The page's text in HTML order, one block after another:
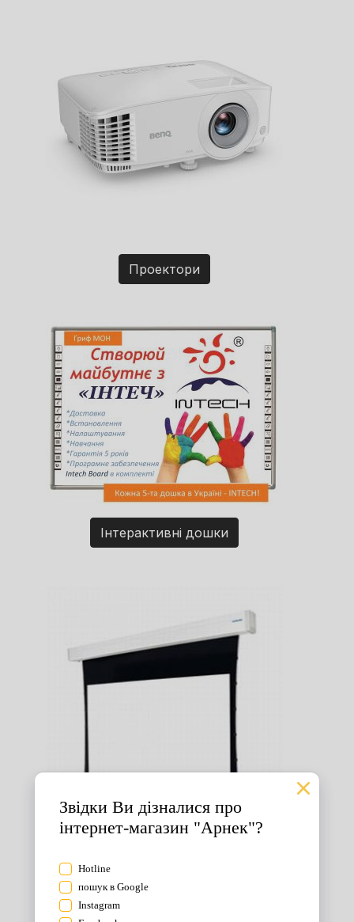
Проектори
Інтерактивні дошки